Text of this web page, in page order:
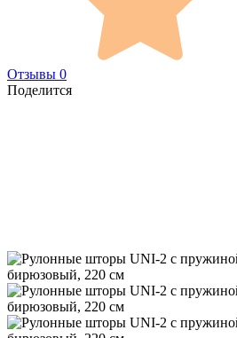
Отзывы 0
Поделится